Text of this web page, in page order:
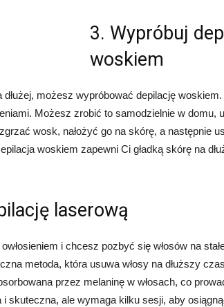
3. Wypróbuj
woskiem
możesz wypróbować depilację
Możesz zrobić to samodzielnie w domu,
wosk, nałożyć go na skórę, a następnie
woskiem zapewni Ci gładką skórę na
laserową
i chcesz pozbyć się włosów na
metoda, która usuwa włosy na dłuższy
przez melaninę w włosach, co
skuteczna, ale wymaga kilku sesji, aby